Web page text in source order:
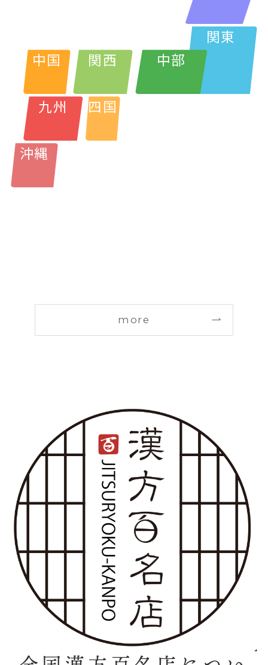
関東
中部
関西
中国
四国
九州
沖縄
more